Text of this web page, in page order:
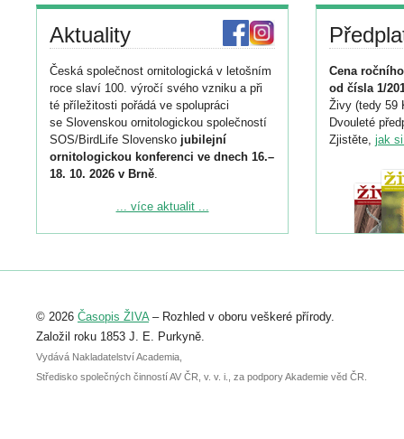
Aktuality
Česká společnost ornitologická v letošním
roce slaví 100. výročí svého vzniku a při
té příležitosti pořádá ve spolupráci
se Slovenskou ornitologickou společností
SOS/BirdLife Slovensko jubilejní
ornitologickou konferenci ve dnech 16.–
18. 10. 2026 v Brně
Podrobnější informace ke konferenci
Registrovat se můžete do 6. září.
abstraktu přihlášené přednášky nebo
posteru je už 30. června.
... více aktualit ...
Cena
od čísla 1/
Živy (tedy 59
Dvouleté
Zjistěte, jak
© 2026 Časopis ŽIVA– Rozhled v oboru veškeré přírody.
Založil roku 1853 J. E. Purkyně.
Vydává Nakladatelství Academia,
Středisko společných činností AV ČR, v. v. i., za podpory Akademie věd ČR.